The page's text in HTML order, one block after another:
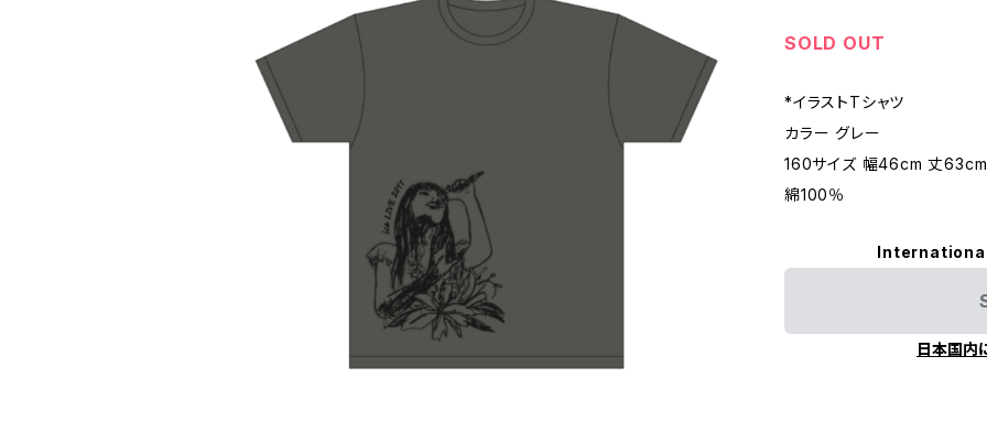
SOLD OUT
*イラストTシャツ
カラー グレー
160サイズ 幅46cm 丈63cm
綿100％
日本国内